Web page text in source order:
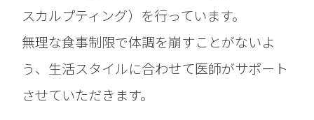
スカルプティング）を行っています。
無理な食事制限で体調を崩すことがないよ
う、生活スタイルに合わせて医師がサポート
させていただきます。